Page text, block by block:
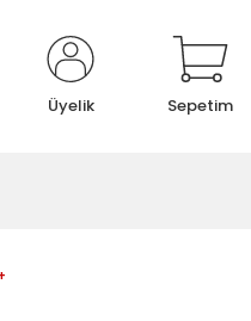
Üyelik Sepetim